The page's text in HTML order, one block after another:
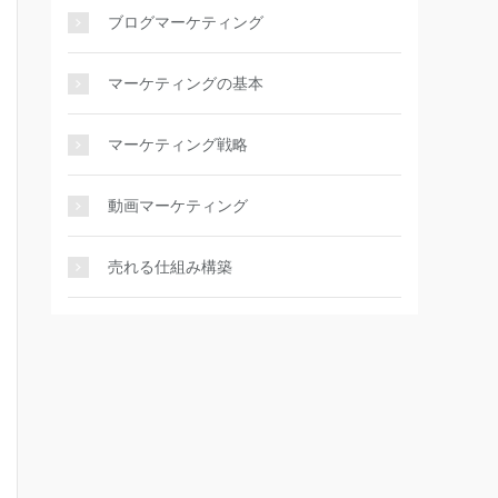
ブログマーケティング
マーケティングの基本
マーケティング戦略
動画マーケティング
売れる仕組み構築